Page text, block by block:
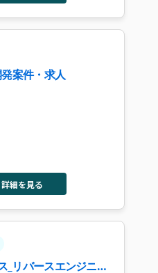
案件・求人
詳細を見る
_リバースエンジニア